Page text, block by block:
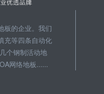
板的企业。我们
充等四条自动化
个钢制活动地
网络地板......